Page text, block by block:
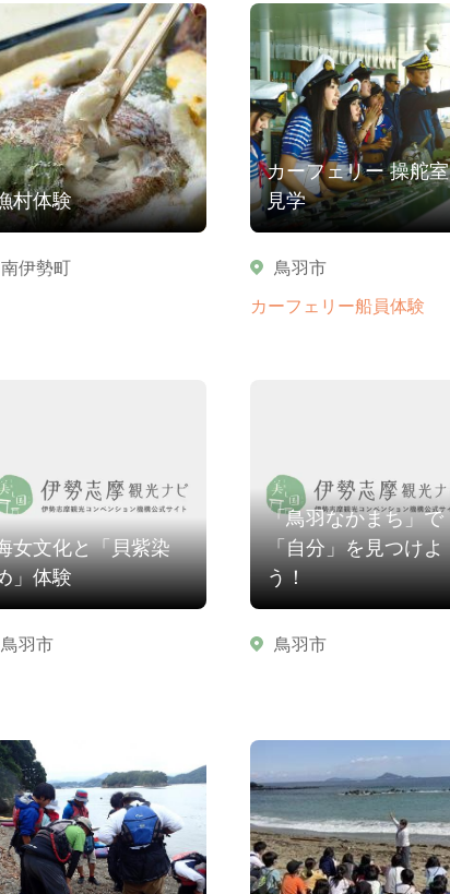
村体験
南伊勢町
カーフェリー 操舵室
見学
鳥羽市
カーフェリー船員体験
女文化と「貝紫染
」体験
鳥羽市
「鳥羽なかまち」で
「自分」を見つけよ
う！
鳥羽市